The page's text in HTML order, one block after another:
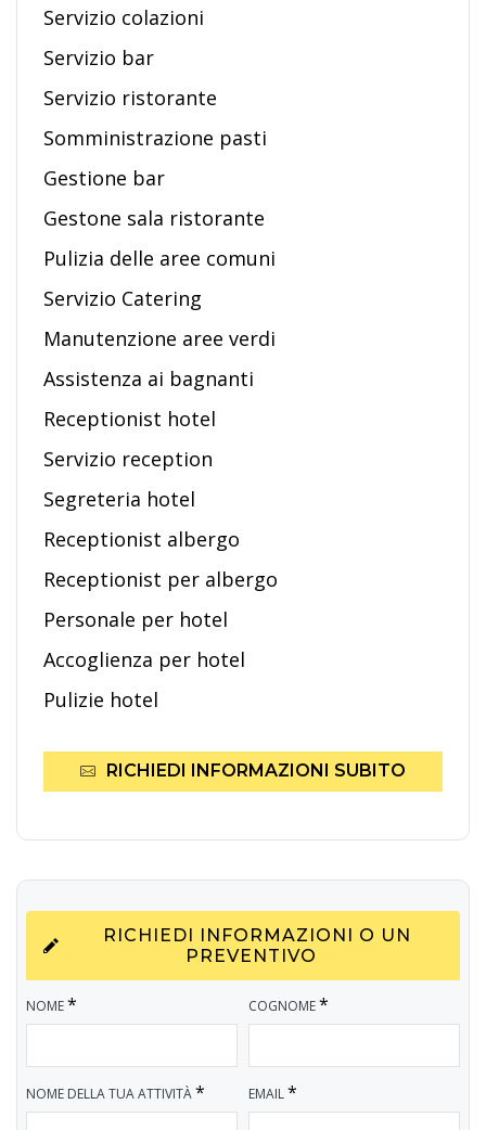
Servizio colazioni
Servizio bar
Servizio ristorante
Somministrazione pasti
Gestione bar
Gestone sala ristorante
Pulizia delle aree comuni
Servizio Catering
Manutenzione aree verdi
Assistenza ai bagnanti
Receptionist hotel
Servizio reception
Segreteria hotel
Receptionist albergo
Receptionist per albergo
Personale per hotel
Accoglienza per hotel
Pulizie hotel
RICHIEDI INFORMAZIONI SUBITO
RICHIEDI INFORMAZIONI O UN
PREVENTIVO
NOME* COGNOME*
NOME DELLA TUA ATTIVITÀ* EMAIL*